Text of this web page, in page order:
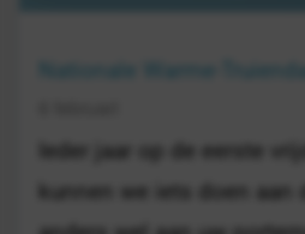
Nationale Warme-
Ieder jaar op de eerste
kunnen we iets doen aan